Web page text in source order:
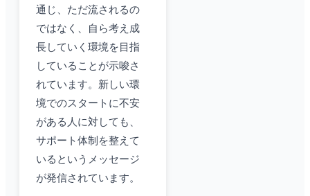
通じ、ただ流されるの
ではなく、自ら考え成
長していく環境を目指
していることが示唆さ
れています。新しい環
境でのスタートに不安
がある人に対しても、
サポート体制を整えて
いるというメッセージ
が発信されています。